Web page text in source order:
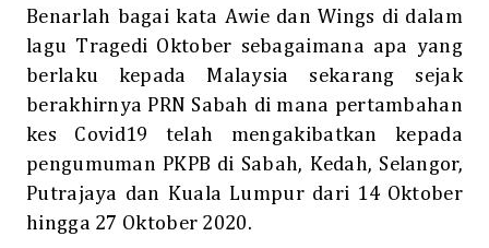
Benarlah bagai kata Awie dan Wings di dalam
lagu Tragedi Oktober sebagaimana apa yang
berlaku kepada Malaysia sekarang sejak
berakhirnya PRN Sabah di mana pertambahan
kes Covid19 telah mengakibatkan kepada
pengumuman PKPB di Sabah, Kedah, Selangor,
Putrajaya dan Kuala Lumpur dari 14 Oktober
hingga 27 Oktober 2020.